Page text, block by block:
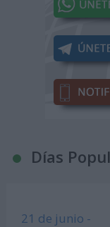
Días
21 de junio -